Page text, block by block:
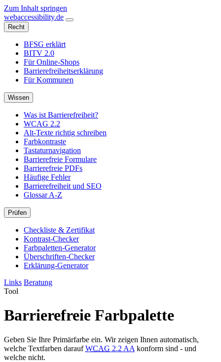
Zum Inhalt springen
webaccessibility.de
Recht
BFSG erklärt
BITV 2.0
Für Online-Shops
Barrierefreiheitserklärung
Für Kommunen
Wissen
Was ist Barrierefreiheit?
WCAG 2.2
Alt-Texte richtig schreiben
Farbkontraste
Tastaturnavigation
Barrierefreie Formulare
Barrierefreie PDFs
Häufige Fehler
Barrierefreiheit und SEO
Glossar A-Z
Prüfen
Checkliste & Zertifikat
Kontrast-Checker
Farbpaletten-Generator
Überschriften-Checker
Erklärung-Generator
Links Beratung
Tool
Barrierefreie Farbpalette
Geben Sie Ihre Primärfarbe ein. Wir zeigen Ihnen automatisch,
welche Textfarben daraufWCAG 2.2 AA konform sind - und
welche nicht.